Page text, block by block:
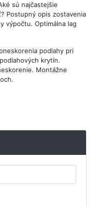
sú najčastejšie
Postupný opis zostavenia
výpočtu. Optimálna lag
podlahy pri
krytín.
Montážne